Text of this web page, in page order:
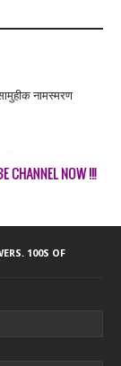
नामस्मरण
100S OF